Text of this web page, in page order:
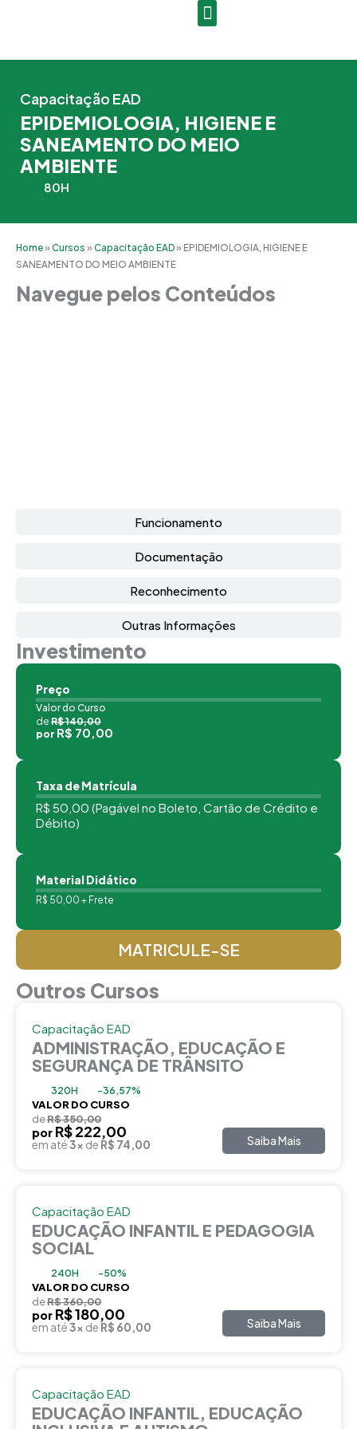
Capacitação EAD
EPIDEMIOLOGIA, HIGIENE E
SANEAMENTO DO MEIO
AMBIENTE
80H
Home»Cursos »Capacitação EAD» EPIDEMIOLOGIA, HIGIENE E
SANEAMENTO DO MEIO AMBIENTE
Navegue pelos Conteúdos
Funcionamento
Documentação
Reconhecimento
Outras Informações
Investimento
Preço
Valor do Curso
de R$ 140,00
por R$ 70,00
Taxa de Matrícula
R$ 50,00 (Pagável no Boleto, Cartão de Crédito e
Débito)
Material Didático
R$ 50,00 + Frete
MATRICULE-SE
Outros Cursos
Capacitação EAD
ADMINISTRAÇÃO, EDUCAÇÃO E
SEGURANÇA DE TRÂNSITO
320H -36,57%
VALOR DO CURSO
deR$ 350,00
por R$ 222,00
em até3x de R$ 74,00 Saiba Mais
Capacitação EAD
EDUCAÇÃO INFANTIL E PEDAGOGIA
SOCIAL
240H -50%
VALOR DO CURSO
deR$ 360,00
por R$ 180,00
em até3x de R$ 60,00 Saiba Mais
Capacitação EAD
EDUCAÇÃO INFANTIL, EDUCAÇÃO